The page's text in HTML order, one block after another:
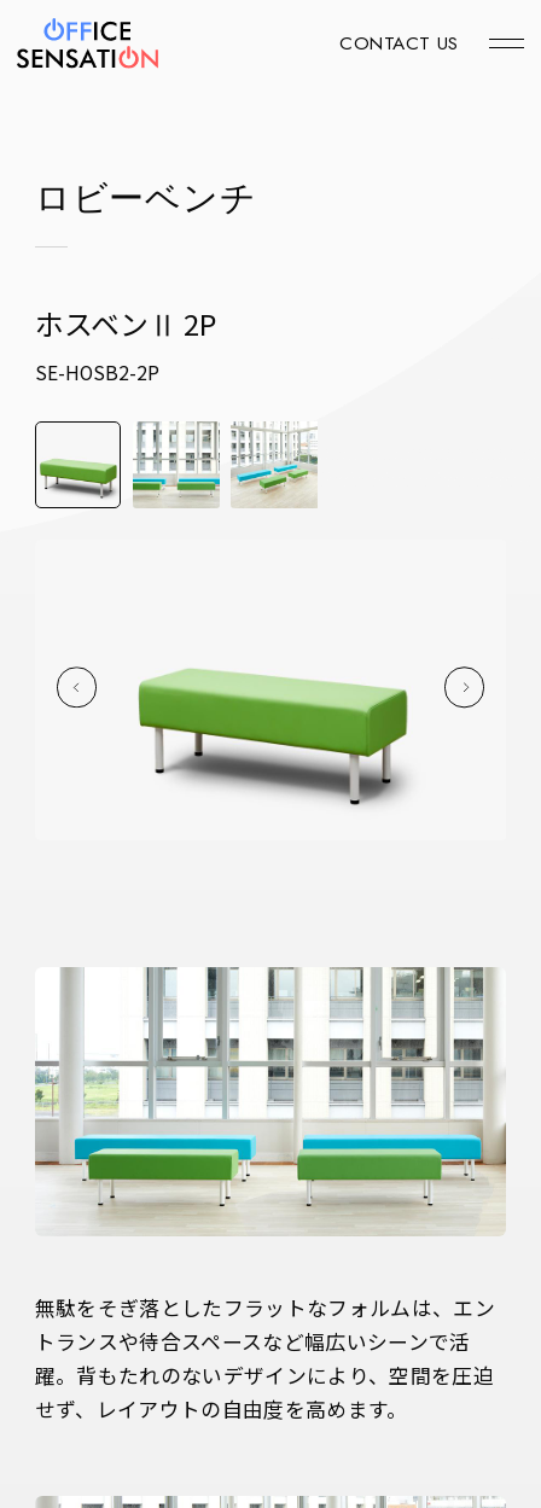
CONTACT US
ロビーベンチ
ホスベンⅡ 2P
SE-HOSB2-2P
無駄をそぎ落としたフラットなフォルムは、エン
トランスや待合スペースなど幅広いシーンで活
躍。背もたれのないデザインにより、空間を圧迫
せず、レイアウトの自由度を高めます。